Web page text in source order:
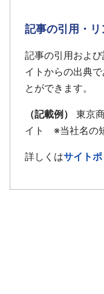
記事の引用・
記事の引用およ
イトからの出典
とができます。
（記載例）
東京
イト ※当社名の
詳しくはサイト